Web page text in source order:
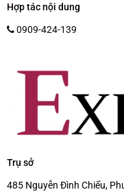
Hợp tác nội dung
0909-424-139
Trụ sở
485 Nguyễn Đình Chiểu,